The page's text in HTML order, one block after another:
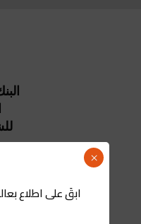
ابقَ على اطلاع
×